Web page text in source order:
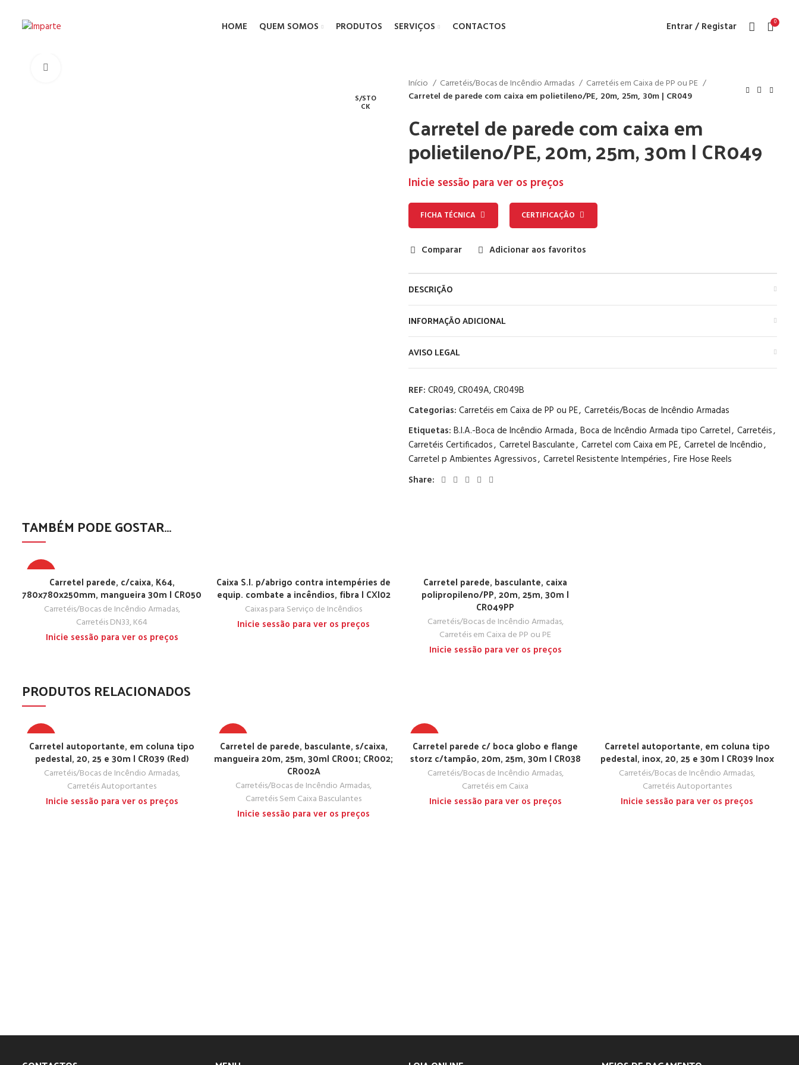
HOME QUEM SOMOS PRODUTOS SERVIÇOS CONTACTOS Entrar / Registar 0
S/STO
CK
Início Carretéis/Bocas de Incêndio Armadas
Carretéis em Caixa de PP ou PE
Carretel de parede com caixa em polietileno/PE, 20m, 25m, 30m | CR049
Carretel de parede com caixa em
polietileno/PE, 20m, 25m, 30m | CR049
Inicie sessão para ver os preços
FICHA TÉCNICA CERTIFICAÇÃO
Comparar Adicionar aos favoritos
DESCRIÇÃO
INFORMAÇÃO ADICIONAL
AVISO LEGAL
REF: CR049, CR049A, CR049B
Categorias: Carretéis em Caixa de PP ou PE, Carretéis/Bocas de Incêndio Armadas
Etiquetas: B.I.A.-Boca de Incêndio Armada, Boca de Incêndio Armada tipo Carretel, Carretéis,
Carretéis Certificados, Carretel Basculante, Carretel com Caixa em PE, Carretel de Incêndio,
Carretel p Ambientes Agressivos, Carretel Resistente Intempéries, Fire Hose Reels
Share:
TAMBÉM PODE GOSTAR…
TOPCarretel parede, c/caixa, K64,
780x780x250mm, mangueira 30m | CR050
Carretéis/Bocas de Incêndio Armadas,
Carretéis DN33, K64
Inicie sessão para ver os preços
Caixa S.I. p/abrigo contra intempéries de
equip. combate a incêndios, fibra | CXI02
Caixas para Serviço de Incêndios
Inicie sessão para ver os preços
Carretel parede, basculante, caixa
polipropileno/PP, 20m, 25m, 30m |
CR049PP
Carretéis/Bocas de Incêndio Armadas,
Carretéis em Caixa de PP ou PE
Inicie sessão para ver os preços
PRODUTOS RELACIONADOS
TOP
Carretel autoportante, em coluna tipo
pedestal, 20, 25 e 30m | CR039 (Red)
Carretéis/Bocas de Incêndio Armadas,
Carretéis Autoportantes
Inicie sessão para ver os preços
TOP
Carretel de parede, basculante, s/caixa,
mangueira 20m, 25m, 30m| CR001; CR002;
CR002A
Carretéis/Bocas de Incêndio Armadas,
Carretéis Sem Caixa Basculantes
Inicie sessão para ver os preços
TOP
Carretel parede c/ boca globo e flange
storz c/tampão, 20m, 25m, 30m | CR038
Carretéis/Bocas de Incêndio Armadas,
Carretéis em Caixa
Inicie sessão para ver os preços
Carretel autoportante, em coluna tipo
pedestal, inox, 20, 25 e 30m | CR039 Inox
Carretéis/Bocas de Incêndio Armadas,
Carretéis Autoportantes
Inicie sessão para ver os preços